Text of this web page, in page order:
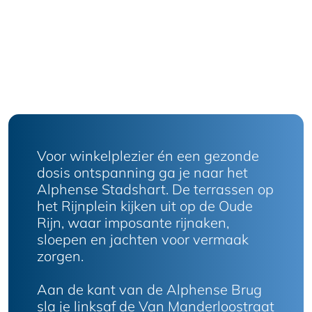
Voor winkelplezier én een gezonde
dosis ontspanning ga je naar het
Alphense Stadshart. De terrassen op
het Rijnplein kijken uit op de Oude
Rijn, waar imposante rijnaken,
sloepen en jachten voor vermaak
zorgen.
Aan de kant van de Alphense Brug
sla je linksaf de Van Manderloostraat